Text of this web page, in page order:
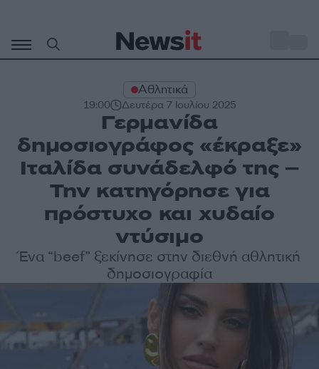
περιεχόμενο
Αθλητικά
19:00 Δευτέρα 7 Ιουλίου 2025
Γερμανίδα
δημοσιογράφος «έκραξε»
Ιταλίδα συνάδελφό της –
Την κατηγόρησε για
πρόστυχο και χυδαίο
ντύσιμο
Ένα “beef” ξεκίνησε στην διεθνή αθλητική
δημοσιογραφία